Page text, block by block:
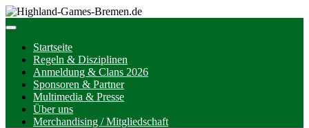
Startseite
Regeln & Disziplinen
Anmeldung & Clans 2026
Sponsoren & Partner
Multimedia & Presse
Über uns
Merchandising / Mitgliedschaft